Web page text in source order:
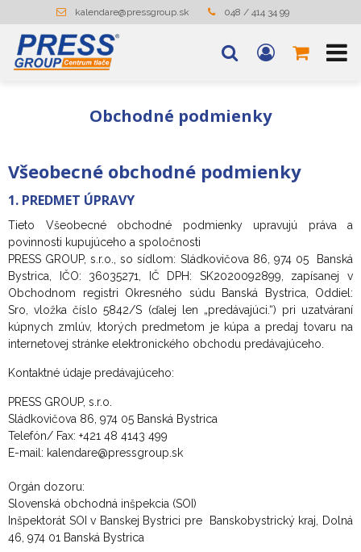
kalendare@pressgroup.sk 048 / 414 34 99
Obchodné podmienky
Všeobecné obchodné podmienky
1. PREDMET ÚPRAVY
Tieto Všeobecné obchodné podmienky upravujú práva a
povinnosti kupujúceho a spoločnosti
PRESS GROUP, s.r.o., so sídlom: Sládkovičova 86, 974 05 Banská
Bystrica, IČO: 36035271, IČ DPH: SK2020092899, zapísanej v
Obchodnom registri Okresného súdu Banská Bystrica, Oddiel:
Sro, vložka číslo 5842/S (ďalej len „predávajúci.“) pri uzatváraní
kúpnych zmlúv, ktorých predmetom je kúpa a predaj tovaru na
internetovej stránke elektronického obchodu predávajúceho.
Kontaktné údaje predávajúceho:
PRESS GROUP, s.r.o.
Sládkovičova 86, 974 05 Banská Bystrica
Telefón/ Fax: +421 48 4143 499
E-mail: kalendare@pressgroup.sk
Orgán dozoru:
Slovenská obchodná inšpekcia (SOI)
Inšpektorát SOI v Banskej Bystrici pre Banskobystrický kraj, Dolná
46, 974 01 Banská Bystrica